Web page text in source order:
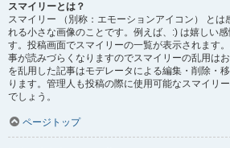
スマイリーとは？
スマイリー （別称：エモーションアイコン） とは
れる小さな画像のことです。例えば、:) は嬉しい
す。投稿画面でスマイリーの一覧が表示されます
事が読みづらくなりますのでスマイリーの乱用は
を乱用した記事はモデレータによる編集・削除・
ります。管理人も投稿の際に使用可能なスマイリ
でしょう。
ページトップ